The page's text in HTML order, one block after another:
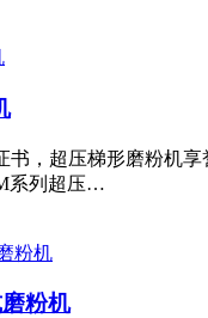
书，超压梯形磨粉机
系列超压…
粉机